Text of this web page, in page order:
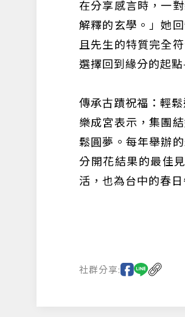
在分享感言時，一
解釋的玄學。」她
且先生的特質完全
選擇回到緣分的起
傳承古蹟祝福：輕
樂成宮表示，集團
鬆圓夢。每年舉辦
分開花結果的最佳
活，也為台中的春
社群分享: